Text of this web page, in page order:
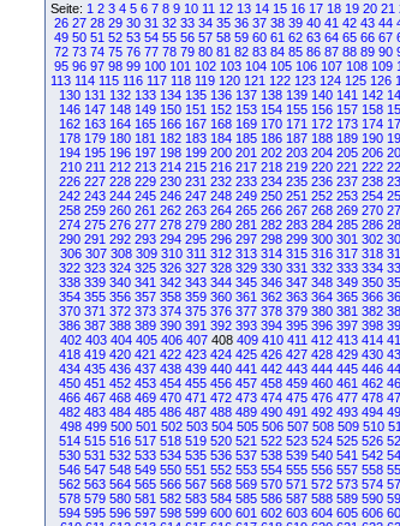
Seite: 1 2 3 4 5 6 7 8 9 10 11 12 13 14 15 16 17 18 19 20 21
26 27 28 29 30 31 32 33 34 35 36 37 38 39 40 41 42 43 44
49 50 51 52 53 54 55 56 57 58 59 60 61 62 63 64 65 66 67
72 73 74 75 76 77 78 79 80 81 82 83 84 85 86 87 88 89 90
95 96 97 98 99 100 101 102 103 104 105 106 107 108 109
113 114 115 116 117 118 119 120 121 122 123 124 125 126
130 131 132 133 134 135 136 137 138 139 140 141 142
146 147 148 149 150 151 152 153 154 155 156 157 158
162 163 164 165 166 167 168 169 170 171 172 173 174
178 179 180 181 182 183 184 185 186 187 188 189 190
194 195 196 197 198 199 200 201 202 203 204 205 206
210 211 212 213 214 215 216 217 218 219 220 221 222
226 227 228 229 230 231 232 233 234 235 236 237 238
242 243 244 245 246 247 248 249 250 251 252 253 254
258 259 260 261 262 263 264 265 266 267 268 269 270
274 275 276 277 278 279 280 281 282 283 284 285 286
290 291 292 293 294 295 296 297 298 299 300 301 302
306 307 308 309 310 311 312 313 314 315 316 317 318
322 323 324 325 326 327 328 329 330 331 332 333 334
338 339 340 341 342 343 344 345 346 347 348 349 350
354 355 356 357 358 359 360 361 362 363 364 365 366
370 371 372 373 374 375 376 377 378 379 380 381 382
386 387 388 389 390 391 392 393 394 395 396 397 398
402 403 404 405 406 407408 409 410 411 412 413 414
418 419 420 421 422 423 424 425 426 427 428 429 430
434 435 436 437 438 439 440 441 442 443 444 445 446
450 451 452 453 454 455 456 457 458 459 460 461 462
466 467 468 469 470 471 472 473 474 475 476 477 478
482 483 484 485 486 487 488 489 490 491 492 493 494
498 499 500 501 502 503 504 505 506 507 508 509 510
514 515 516 517 518 519 520 521 522 523 524 525 526
530 531 532 533 534 535 536 537 538 539 540 541 542
546 547 548 549 550 551 552 553 554 555 556 557 558
562 563 564 565 566 567 568 569 570 571 572 573 574
578 579 580 581 582 583 584 585 586 587 588 589 590
594 595 596 597 598 599 600 601 602 603 604 605 606